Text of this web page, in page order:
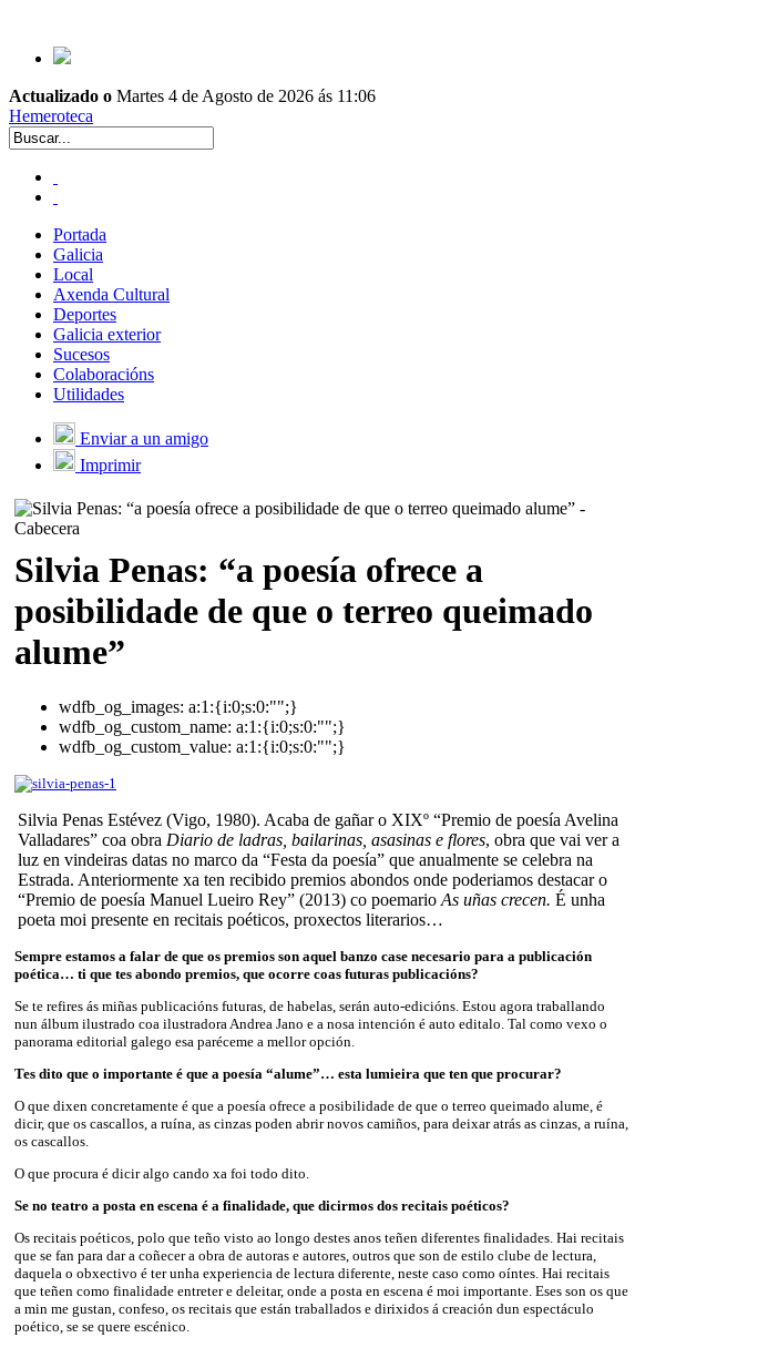
Actualizado o Martes 4 de Agosto de 2026 ás 11:06
Hemeroteca
Portada
Galicia
Local
Axenda Cultural
Deportes
Galicia exterior
Sucesos
Colaboracións
Utilidades
Enviar a un amigo
Imprimir
Silvia Penas: “a poesía ofrece a
posibilidade de que o terreo queimado
alume”
wdfb_og_images: a:1:{i:0;s:0:"";}
wdfb_og_custom_name: a:1:{i:0;s:0:"";}
wdfb_og_custom_value: a:1:{i:0;s:0:"";}
Silvia Penas Estévez (Vigo, 1980). Acaba de gañar o XIXº “Premio de poesía Avelina
Valladares” coa obra Diario de ladras, bailarinas, asasinas e flores, obra que vai ver a
luz en vindeiras datas no marco da “Festa da poesía” que anualmente se celebra na
Estrada. Anteriormente xa ten recibido premios abondos onde poderiamos destacar o
“Premio de poesía Manuel Lueiro Rey” (2013) co poemario As uñas crecen. É unha
poeta moi presente en recitais poéticos, proxectos literarios…
Sempre estamos a falar de que os premios son aquel banzo case necesario para a publicación
poética… ti que tes abondo premios, que ocorre coas futuras publicacións?
Se te refires ás miñas publicacións futuras, de habelas, serán auto-edicións. Estou agora traballando
nun álbum ilustrado coa ilustradora Andrea Jano e a nosa intención é auto editalo. Tal como vexo o
panorama editorial galego esa paréceme a mellor opción.
Tes dito que o importante é que a poesía “alume”… esta lumieira que ten que procurar?
O que dixen concretamente é que a poesía ofrece a posibilidade de que o terreo queimado alume, é
dicir, que os cascallos, a ruína, as cinzas poden abrir novos camiños, para deixar atrás as cinzas, a ruína,
os cascallos.
O que procura é dicir algo cando xa foi todo dito.
Se no teatro a posta en escena é a finalidade, que dicirmos dos recitais poéticos?
Os recitais poéticos, polo que teño visto ao longo destes anos teñen diferentes finalidades. Hai recitais
que se fan para dar a coñecer a obra de autoras e autores, outros que son de estilo clube de lectura,
daquela o obxectivo é ter unha experiencia de lectura diferente, neste caso como oíntes. Hai recitais
que teñen como finalidade entreter e deleitar, onde a posta en escena é moi importante. Eses son os que
a min me gustan, confeso, os recitais que están traballados e dirixidos á creación dun espectáculo
poético, se se quere escénico.